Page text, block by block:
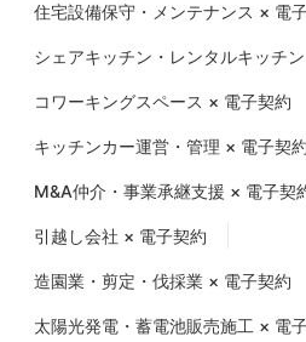
住宅設備保守・メンテナンス × 電
シェアキッチン・レンタルキッチ
コワーキングスペース × 電子契約
キッチンカー運営・管理 × 電子契約
M&A仲介・事業承継支援 × 電子契
引越し会社 × 電子契約
造園業・剪定・伐採業 × 電子契約
太陽光発電・蓄電池販売施工 × 電